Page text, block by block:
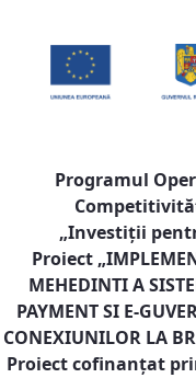
Programul
„Investiţii
Proiect „
MEHEDINTI A
PAYMENT SI E-
CONEXIUNILOR LA
Proiect cofinanţat